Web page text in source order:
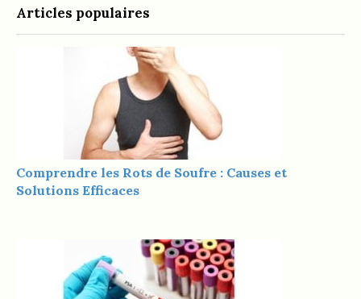
Articles populaires
Comprendre les Rots de Soufre : Causes et
Solutions Efficaces